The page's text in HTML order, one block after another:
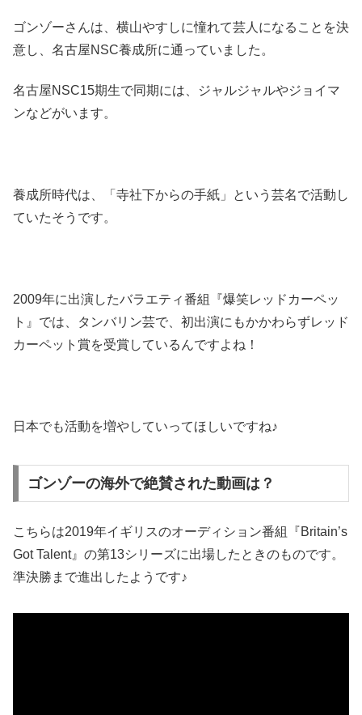
ゴンゾーさんは、横山やすしに憧れて芸人になることを決
意し、名古屋NSC養成所に通っていました。
名古屋NSC15期生で同期には、ジャルジャルやジョイマ
ンなどがいます。
養成所時代は、「寺社下からの手紙」という芸名で活動し
ていたそうです。
2009年に出演したバラエティ番組『爆笑レッドカーペッ
ト』では、タンバリン芸で、初出演にもかかわらずレッド
カーペット賞を受賞しているんですよね！
日本でも活動を増やしていってほしいですね♪
ゴンゾーの海外で絶賛された動画は？
こちらは2019年イギリスのオーディション番組『Britain’s
Got Talent』の第13シリーズに出場したときのものです。
準決勝まで進出したようです♪